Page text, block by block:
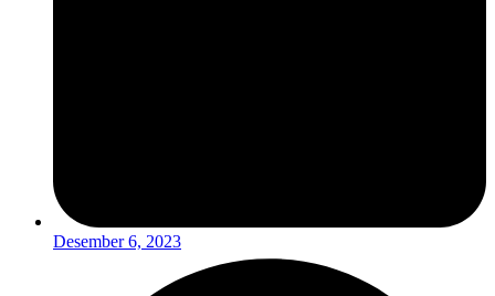
Desember 6, 2023